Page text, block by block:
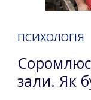
ПСИХОЛОГІЯ
зали. Як